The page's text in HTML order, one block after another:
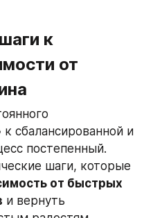
к
от
сбалансированной и
постепенный.
шаги, которые
от быстрых
и вернуть